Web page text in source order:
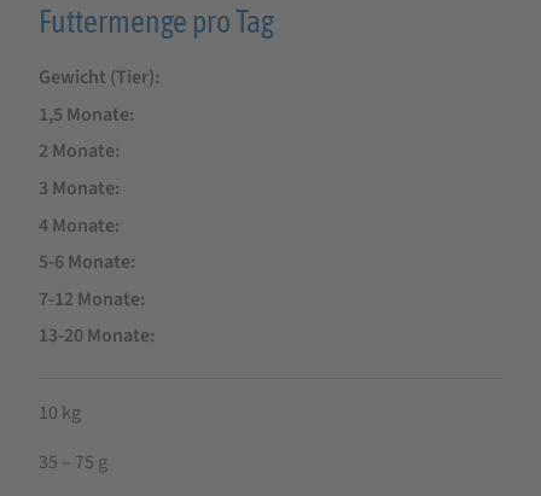
Futtermenge pro Tag
Gewicht (Tier)
1,5 Monate
2 Monate
3 Monate
4 Monate
5-6 Monate
7-12 Monate
13-20 Monate
10 kg
35 – 75 g